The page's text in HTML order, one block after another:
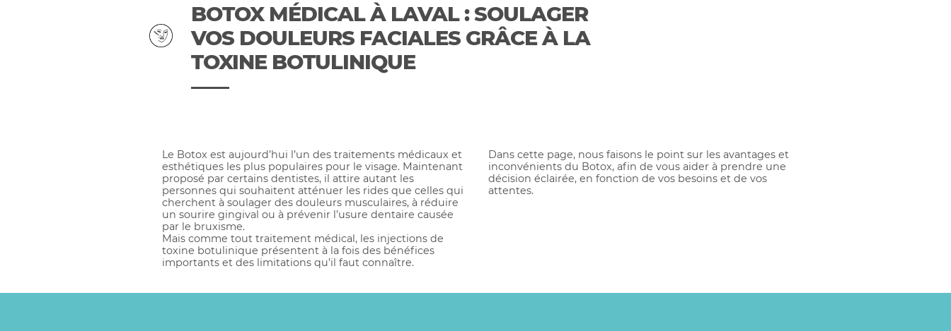
BOTOX MÉDICAL À LAVAL : SOULAGER
VOS DOULEURS FACIALES GRÂCE À LA
TOXINE BOTULINIQUE
Le Botox est aujourd’hui l’un des traitements médicaux et
esthétiques les plus populaires pour le visage. Maintenant
proposé par certains dentistes, il attire autant les
personnes qui souhaitent atténuer les rides que celles qui
cherchent à soulager des douleurs musculaires, à réduire
un sourire gingival ou à prévenir l’usure dentaire causée
par le bruxisme.
Mais comme tout traitement médical, les injections de
toxine botulinique présentent à la fois des bénéfices
importants et des limitations qu’il faut connaître.
Dans cette page, nous faisons le point sur les avantages et
inconvénients du Botox, afin de vous aider à prendre une
décision éclairée, en fonction de vos besoins et de vos
attentes.